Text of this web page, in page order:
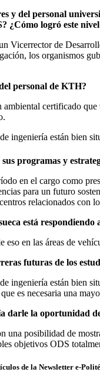
y del personal
¿Cómo logró este
Vicerrector de
los organismos
personal de KTH?
ambiental certificado
ingeniería están bien
programas y
en el cargo como
para un futuro
relacionados con
está respondiendo
eso en las áreas de
futuras de los
ingeniería están bien
es necesaria una
darle la oportunidad
una posibilidad de
objetivos ODS
de la Newsletter e-